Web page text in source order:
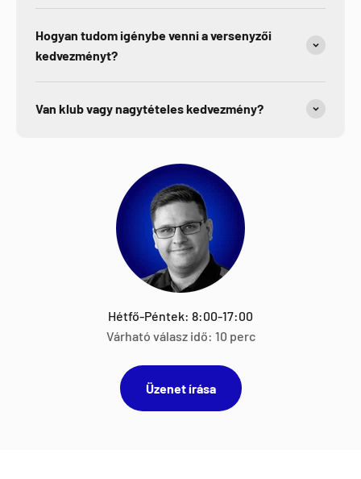
Hogyan tudom igénybe venni a versenyzői
kedvezményt?
Van klub vagy nagytételes kedvezmény?
Hétfő-Péntek: 8:00-17:00
Várható válasz idő: 10 perc
Üzenet írása